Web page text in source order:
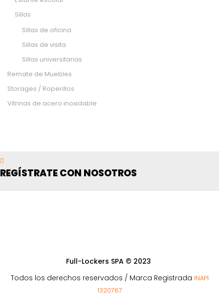
Sillas
Sillas de oficina
Sillas de visita
Sillas universitarias
Remate de Muebles
Storages / Roperillos
Vitrinas de acero inoxidable
REGÍSTRATE CON NOSOTROS
Full-Lockers SPA © 2023
Todos los derechos reservados / Marca Registrada INAPI
1320787